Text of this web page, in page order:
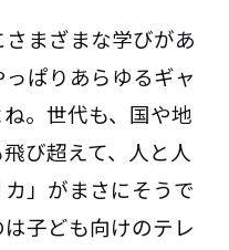
まざまな学びがあ
ぱりあらゆるギャ
。世代も、国や地
び超えて、人と人
」がまさにそうで
子ども向けのテレ